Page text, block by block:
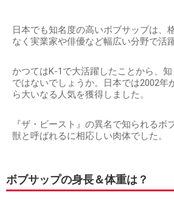
日本でも知名度の高いボブサップは、
なく実業家や俳優など幅広い分野で活
かつてはK-1で大活躍したことから、
ではないでしょうか。日本では2002年
ら大いなる人気を獲得しました。
『ザ・ビースト』の異名で知られるボ
獣と呼ばれるに相応しい肉体でした。
ボブサップの身長＆体重は？